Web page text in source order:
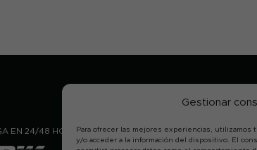
Gestionar
Para ofrecer las mejores experiencias, utilizamos
y/o acceder a la información del dispositivo. El
EN 24/48 HORAS PAGO 100%